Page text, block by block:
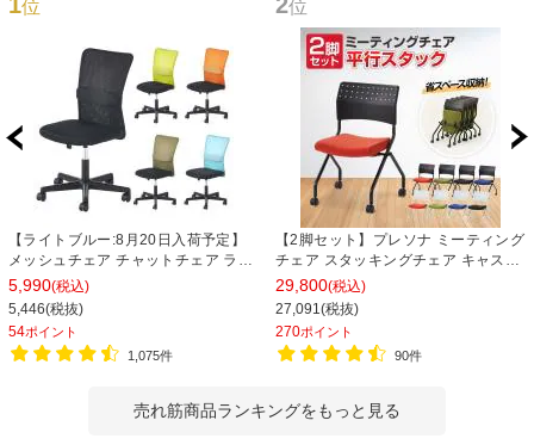
位
【ライトブルー:8月20日入荷予定】
メッシュチェア チャットチェア ラン
バーサポート オフィスチェア デスク
チェア 会議椅子 幅580×奥行580×高
さ835-930mm
5,990(税込)
5,446(税抜)
54ポイント
1,075件
位
【2脚セット】プレソナ ミーティング
チェア スタッキングチェア キャスタ
ー付き 座面クッション 幅570×奥行
565×高さ805mm 会議室 収納 法人
大人数 重ねる 会議用椅子 会議用チェ
ア
29,800(税込)
27,091(税抜)
270ポイント
90件
売れ筋商品ランキングをもっと見る